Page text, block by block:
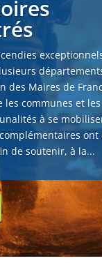
des Maires de
les communes et les
à se
ont
de soutenir, à la...